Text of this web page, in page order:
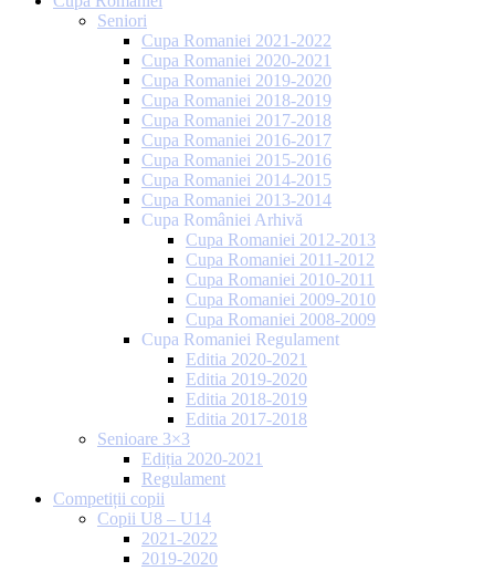
Seniori
Cupa Romaniei 2021-2022
Cupa Romaniei 2020-2021
Cupa Romaniei 2019-2020
Cupa Romaniei 2018-2019
Cupa Romaniei 2017-2018
Cupa Romaniei 2016-2017
Cupa Romaniei 2015-2016
Cupa Romaniei 2014-2015
Cupa Romaniei 2013-2014
Cupa României Arhivă
Cupa Romaniei 2012-2013
Cupa Romaniei 2011-2012
Cupa Romaniei 2010-2011
Cupa Romaniei 2009-2010
Cupa Romaniei 2008-2009
Cupa Romaniei Regulament
Editia 2020-2021
Editia 2019-2020
Editia 2018-2019
Editia 2017-2018
Senioare 3×3
Ediția 2020-2021
Regulament
Competiții copii
Copii U8 – U14
2021-2022
2019-2020